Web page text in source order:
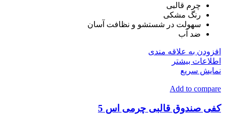
چرم قالبی
رنگ مشکی
سهولت در شستشو و نظافت آسان
ضد آب
افزودن به علاقه مندی
اطلاعات بیشتر
نمایش سریع
Add to compare
کفی صندوق قالبی چرمی اس 5